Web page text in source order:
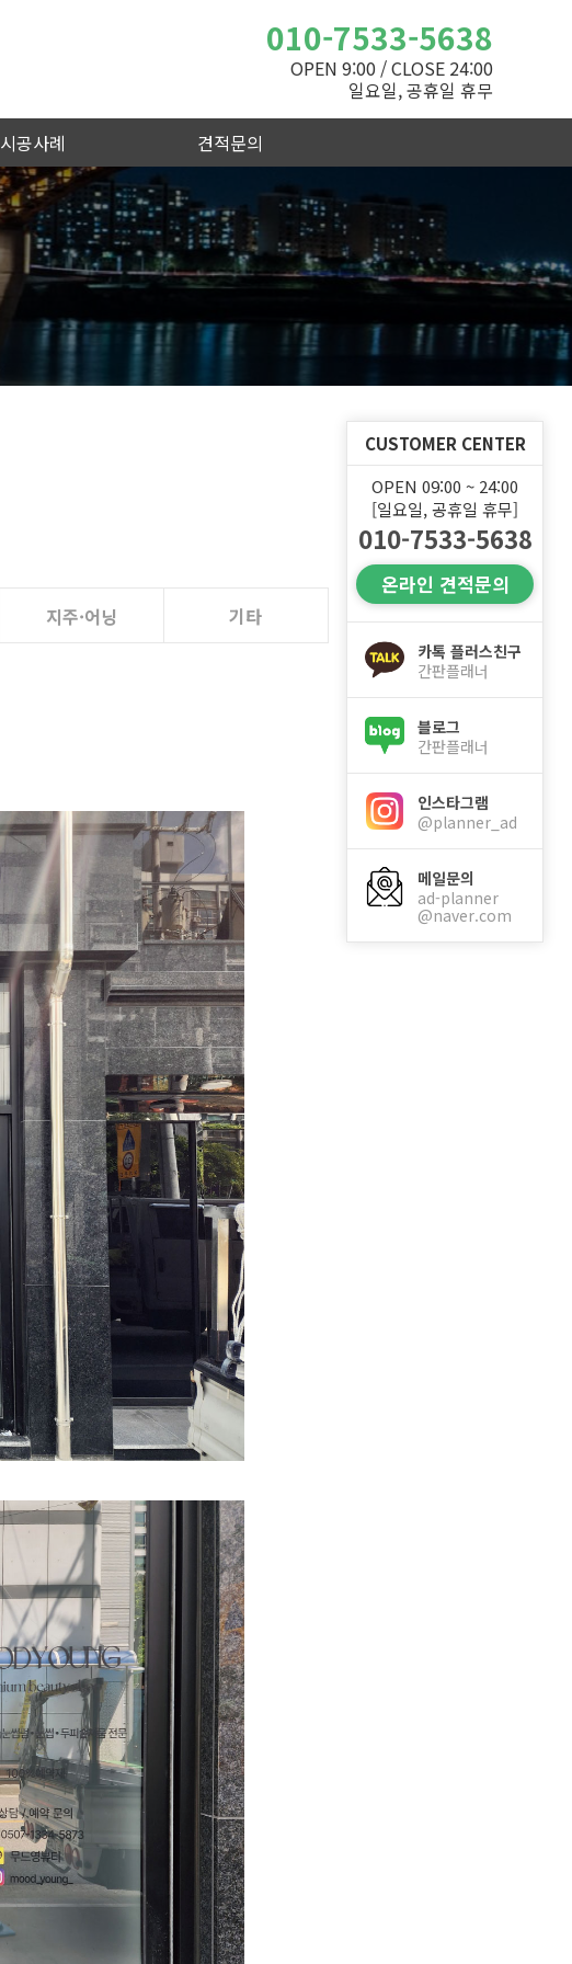
010-7533-5638
OPEN 9:00 / CLOSE 24:00
일요일, 공휴일 휴무
시공사례 견적문의
CUSTOMER CENTER
OPEN 09:00 ~ 24:00
[일요일, 공휴일 휴무]
010-7533-5638
온라인 견적문의
카톡 플러스친구
간판플래너
블로그
간판플래너
인스타그램
@planner_ad
메일문의
ad-planner
@naver.com
지주·어닝 기타